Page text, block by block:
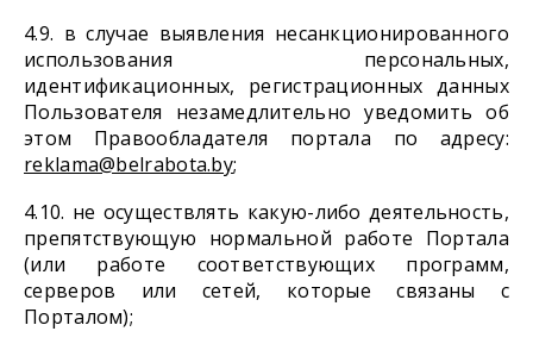
4.9. в случае выявления несанкционированного
использования персональных,
идентификационных, регистрационных данных
Пользователя незамедлительно уведомить об
этом Правообладателя портала по адресу:
reklama@belrabota.by;
4.10. не осуществлять какую-либо деятельность,
препятствующую нормальной работе Портала
(или работе соответствующих программ,
серверов или сетей, которые связаны с
Порталом);